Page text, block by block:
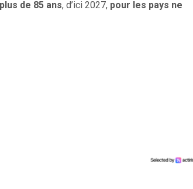
de 85 ans, d’ici 2027, pour les pays ne